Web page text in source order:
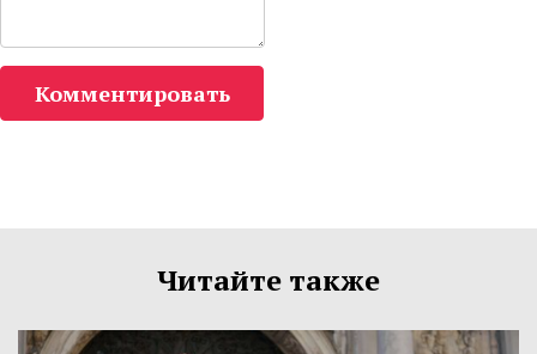
Комментировать
Читайте также